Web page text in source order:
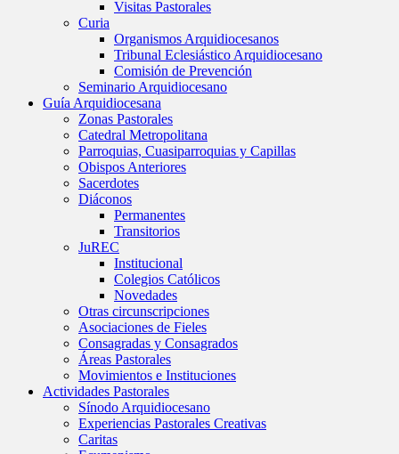
Visitas Pastorales
Curia
Organismos Arquidiocesanos
Tribunal Eclesiástico Arquidiocesano
Comisión de Prevención
Seminario Arquidiocesano
Guía Arquidiocesana
Zonas Pastorales
Catedral Metropolitana
Parroquias, Cuasiparroquias y Capillas
Obispos Anteriores
Sacerdotes
Diáconos
Permanentes
Transitorios
JuREC
Institucional
Colegios Católicos
Novedades
Otras circunscripciones
Asociaciones de Fieles
Consagradas y Consagrados
Áreas Pastorales
Movimientos e Instituciones
Actividades Pastorales
Sínodo Arquidiocesano
Experiencias Pastorales Creativas
Caritas